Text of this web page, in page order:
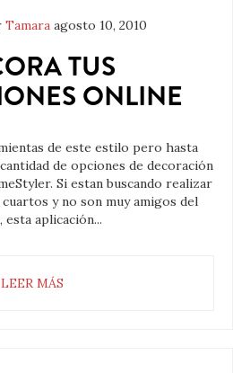
Tamara agosto 10, 2010
TUS
ONLINE
de este estilo pero hasta
de opciones de decoración
Si estan buscando realizar
y no son muy amigos del
esta aplicación...
LEER MÁS